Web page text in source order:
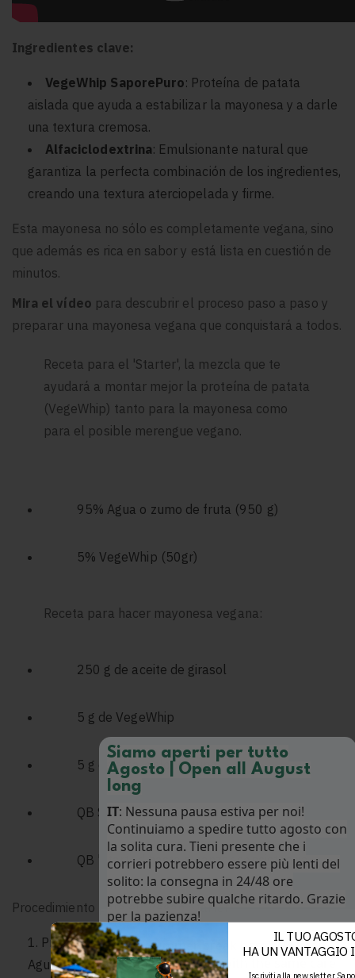
Ingredientes clave:
VegeWhip SaporePuro: Proteína de patata
aislada que ayuda a estabilizar la mayonesa y a darle
una textura cremosa.
Alfaciclodextrina: Emulsionante natural que
garantiza la perfecta combinación de los ingredientes,
creando una textura aterciopelada y firme.
Esta mayonesa no sólo es completamente vegana, sino
que además es rica en sabor y está lista en cuestión de
minutos.
Mira el vídeo para descubrir el proceso paso a paso y
preparar una mayonesa vegana que conquistará a todos.
Receta para el 'Starter', la mezcla que te
ayudará a montar mejor la proteína de patata
(VegeWhip) tanto para la mayonesa como
para el posible merengue vegano.
95% Agua o zumo de fruta (950 g)
5% VegeWhip (50gr)
Receta para hacer mayonesa vegana:
250 g de aceite de girasol
5 g de VegeWhip
5 g de alfa-ciclodextrina
QB Sal y especias
QB 'Starter' hasta alcanzar consistencia
Procedimiento para el "Vegan Starter
Prepare el 'Starter' combinando el VegeWhip con
Agua
Siamo aperti per tutto
Agosto | Open all August
long
IT: Nessuna pausa estiva per noi!
Continuiamo a spedire tutto agosto con
la solita cura. Tieni presente che i
corrieri potrebbero essere più lenti del
solito: la consegna in 24/48 ore
potrebbe subire qualche ritardo. Grazie
per la pazienza!
EN: No summer break here! We keep
shipping all August with the same care
IL TUO
HA UN VANTAGGIO